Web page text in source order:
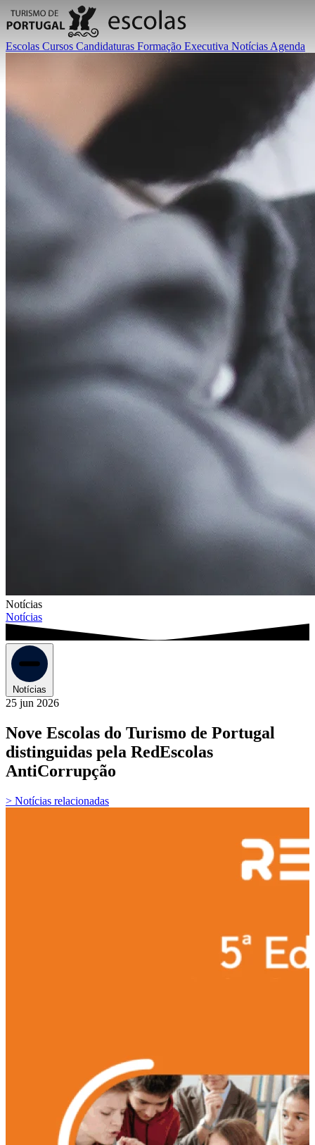
Escolas Cursos Candidaturas Formação Executiva Notícias Agenda
Notícias
Notícias
Notícias
25 jun 2026
Nove Escolas do Turismo de Portugal
distinguidas pela RedEscolas
AntiCorrupção
> Notícias relacionadas